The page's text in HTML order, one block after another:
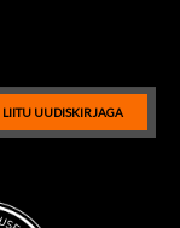
LIITU UUDISKIRJAGA